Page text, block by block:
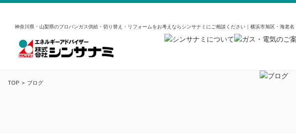
神奈川県・山梨県のプロパンガス供給・切り替え・リフォームをお考えならシンサナミにご相談ください｜横浜市旭区・海老名
TOP ブログ